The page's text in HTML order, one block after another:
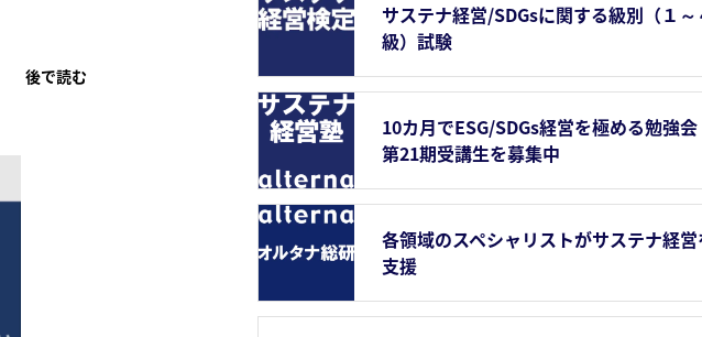
後で読む
サステナ経営/SDGsに関する級別（１～
級）試験
10カ月でESG/SDGs経営を極める勉強
第21期受講生を募集中
各領域のスペシャリストがサステナ経
支援